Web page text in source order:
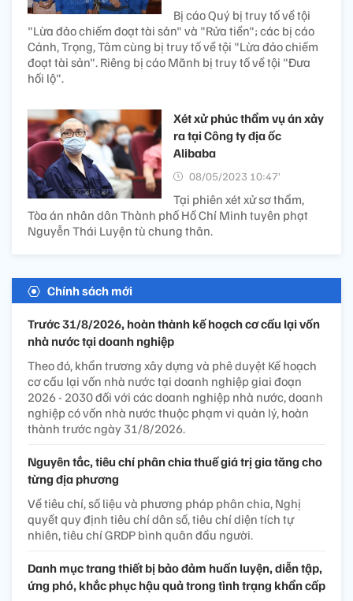
Bị cáo Quý bị truy tố về tội
"Lừa đảo chiếm đoạt tài sản" và "Rửa tiền"; các bị cáo
Cảnh, Trọng, Tâm cùng bị truy tố về tội "Lừa đảo chiếm
đoạt tài sản". Riêng bị cáo Mãnh bị truy tố về tội "Đưa
hối lộ".
Xét xử phúc thẩm vụ án xảy
ra tại Công ty địa ốc
Alibaba
08/05/2023 10:47’
Tại phiên xét xử sơ thẩm,
Tòa án nhân dân Thành phố Hồ Chí Minh tuyên phạt
Nguyễn Thái Luyện tù chung thân.
Chính sách mới
Trước 31/8/2026, hoàn thành kế hoạch cơ cấu lại vốn
nhà nước tại doanh nghiệp
Theo đó, khẩn trương xây dựng và phê duyệt Kế hoạch
cơ cấu lại vốn nhà nước tại doanh nghiệp giai đoạn
2026 - 2030 đối với các doanh nghiệp nhà nước, doanh
nghiệp có vốn nhà nước thuộc phạm vi quản lý, hoàn
thành trước ngày 31/8/2026.
Nguyên tắc, tiêu chí phân chia thuế giá trị gia tăng cho
từng địa phương
Về tiêu chí, số liệu và phương pháp phân chia, Nghị
quyết quy định tiêu chí dân số, tiêu chí diện tích tự
nhiên, tiêu chí GRDP bình quân đầu người.
Danh mục trang thiết bị bảo đảm huấn luyện, diễn tập,
ứng phó, khắc phục hậu quả trong tình trạng khẩn cấp